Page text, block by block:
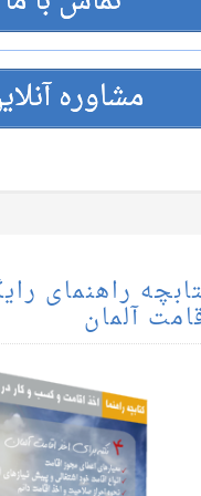
مشاوره
راهنمای
آلمان